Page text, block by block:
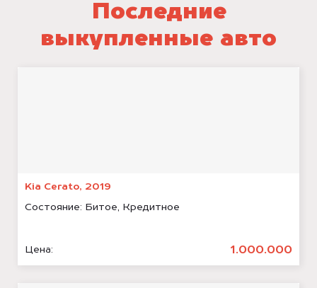
Последние
выкупленные авто
Kia Cerato, 2019
Состояние: Битое, Кредитное
Цена: 1.000.000